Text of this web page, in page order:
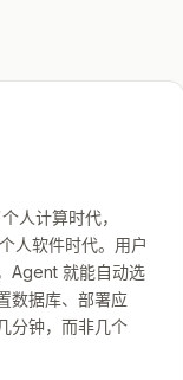
人计算时代，
人软件时代。用户
Agent 就能自动选
数据库、部署应
分钟，而非几个